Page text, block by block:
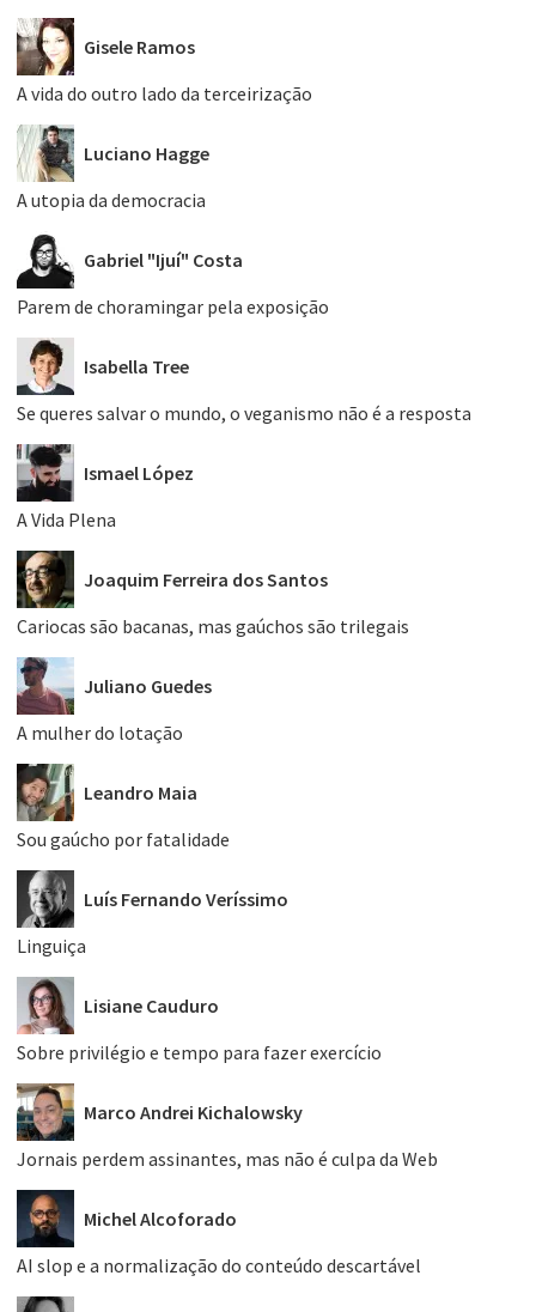
Gisele Ramos
A vida do outro lado da terceirização
Luciano Hagge
A utopia da democracia
Gabriel "Ijuí" Costa
Parem de choramingar pela exposição
Isabella Tree
Se queres salvar o mundo, o veganismo não é a resposta
Ismael López
A Vida Plena
Joaquim Ferreira dos Santos
Cariocas são bacanas, mas gaúchos são trilegais
Juliano Guedes
A mulher do lotação
Leandro Maia
Sou gaúcho por fatalidade
Luís Fernando Veríssimo
Linguiça
Lisiane Cauduro
Sobre privilégio e tempo para fazer exercício
Marco Andrei Kichalowsky
Jornais perdem assinantes, mas não é culpa da Web
Michel Alcoforado
AI slop e a normalização do conteúdo descartável